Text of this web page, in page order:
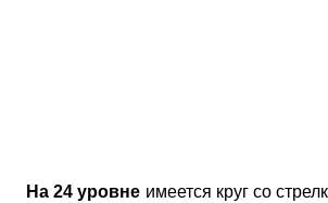
На 24 уровне имеется круг со